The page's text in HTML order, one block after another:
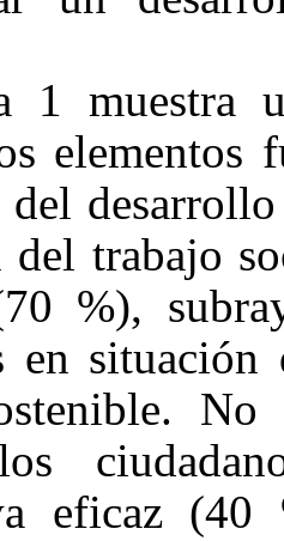
1 muestra
elementos
del
trabajo
%),
en
eficaz (40